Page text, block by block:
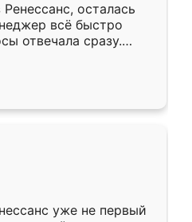
осталась
всё быстро
отвечала сразу.
подошёл к
Собрали
аккуратно, даже
уже не первый